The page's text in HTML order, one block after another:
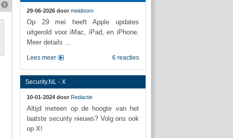
29-06-2026 door meidoorn
Op 29 mei heeft Apple updates
uitgerold voor iMac, iPad, en iPhone.
Meer details ...
6 reacties
Lees meer
Security.NL - X
10-01-2024 door Redactie
Altijd meteen op de hoogte van het
laatste security nieuws? Volg ons ook
op X!